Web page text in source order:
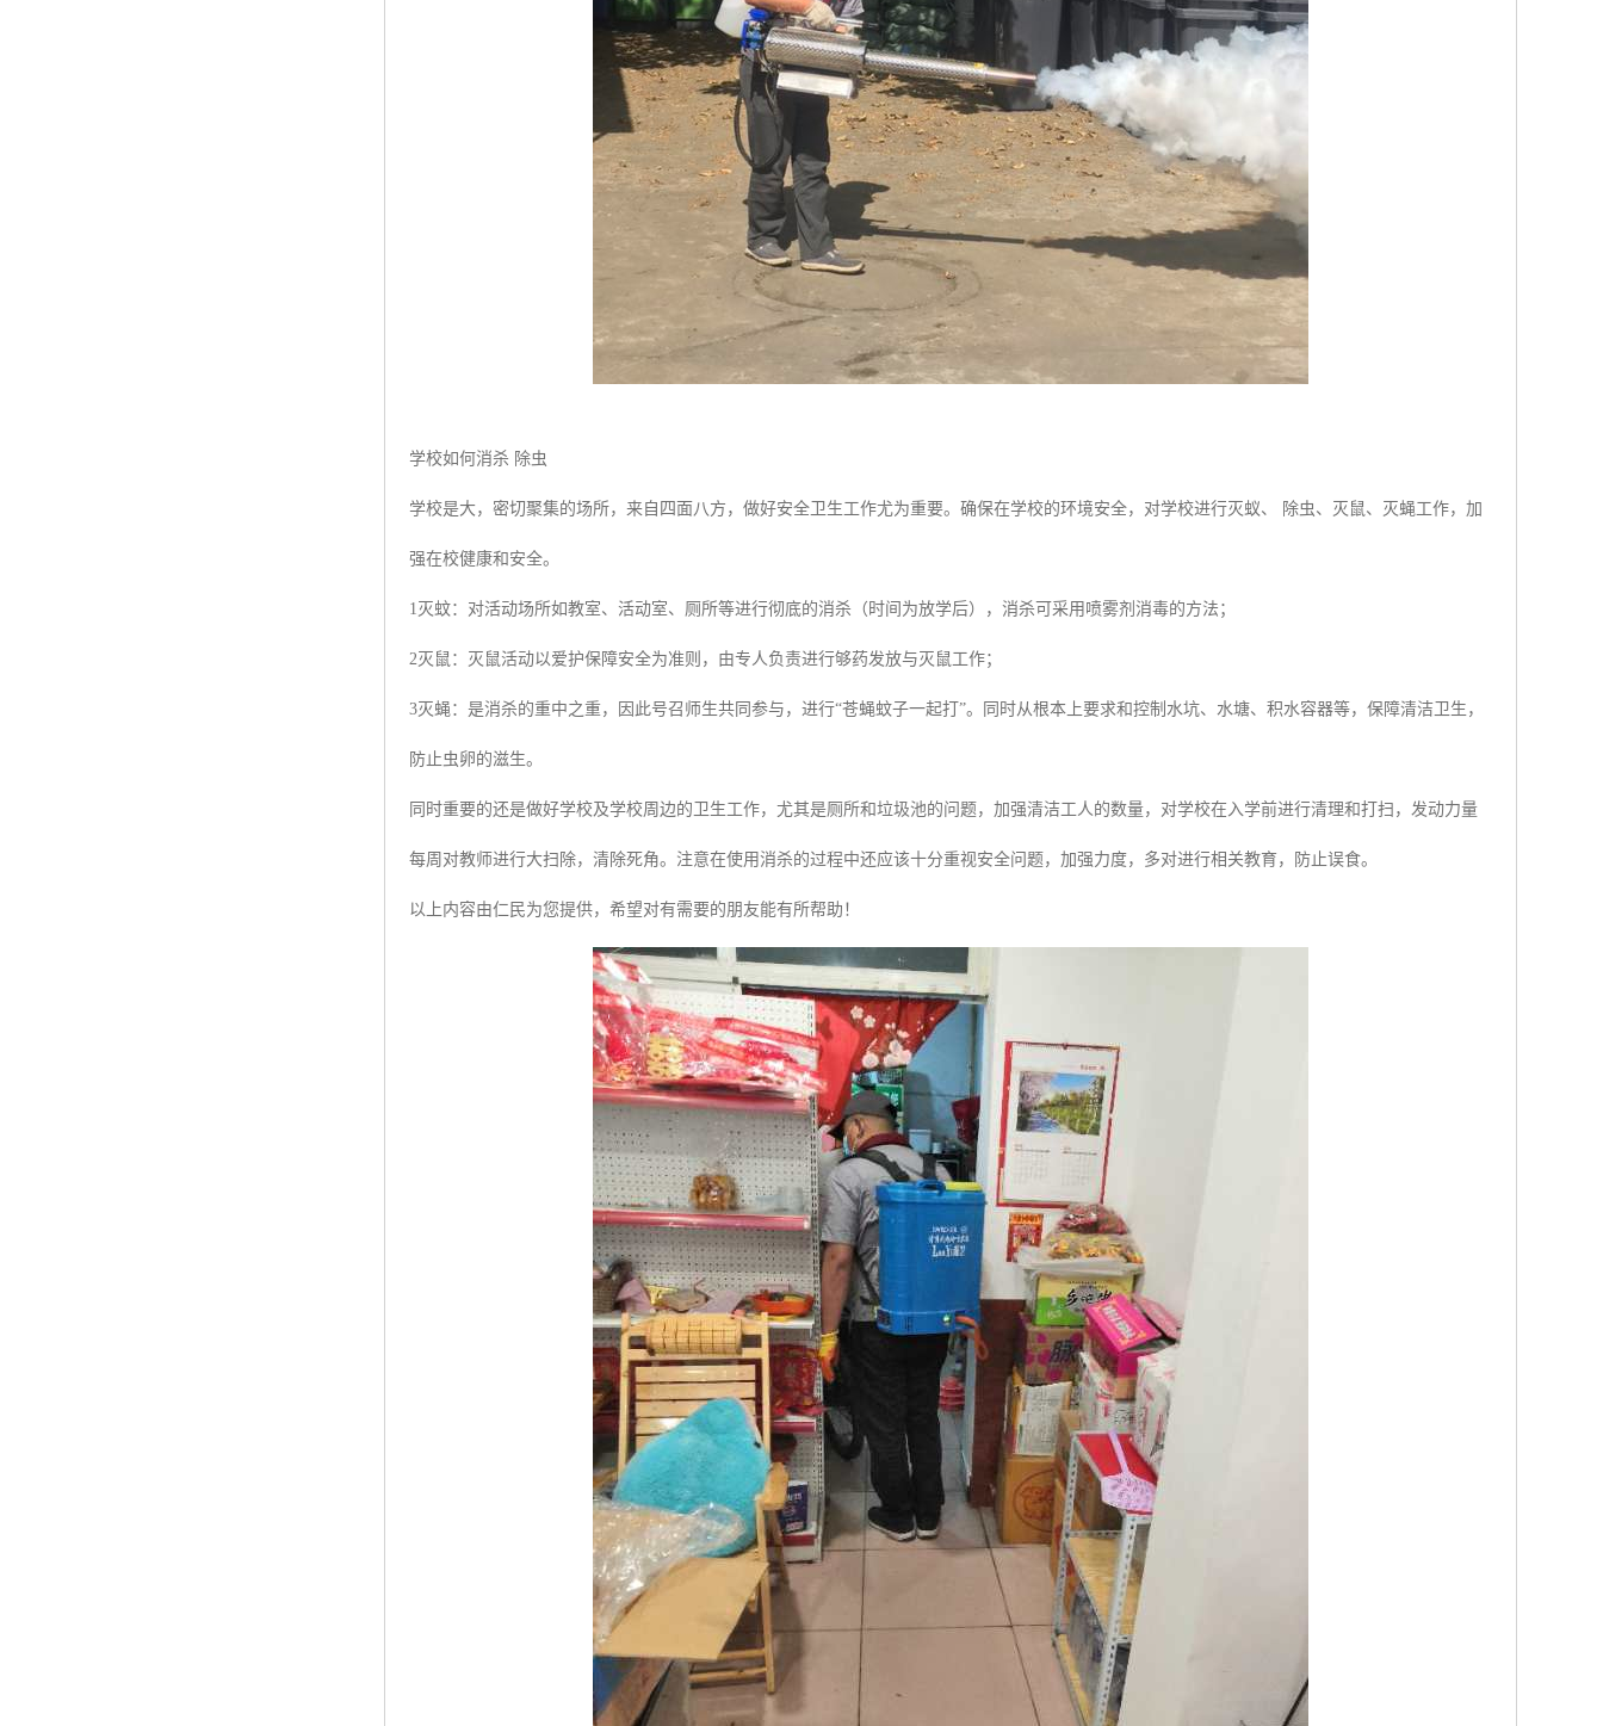
学校如何消杀 除虫
学校是大，密切聚集的场所，来自四面八方，做好安全卫生工作尤为重要。确保在学校的环境安全，对学校进行灭蚁、 除虫、灭鼠、灭蝇工作，加
强在校健康和安全。
1灭蚊：对活动场所如教室、活动室、厕所等进行彻底的消杀（时间为放学后），消杀可采用喷雾剂消毒的方法；
2灭鼠：灭鼠活动以爱护保障安全为准则，由专人负责进行够药发放与灭鼠工作；
3灭蝇：是消杀的重中之重，因此号召师生共同参与，进行“苍蝇蚊子一起打”。同时从根本上要求和控制水坑、水塘、积水容器等，保障清洁卫生，
防止虫卵的滋生。
同时重要的还是做好学校及学校周边的卫生工作，尤其是厕所和垃圾池的问题，加强清洁工人的数量，对学校在入学前进行清理和打扫，发动力量
每周对教师进行大扫除，清除死角。注意在使用消杀的过程中还应该十分重视安全问题，加强力度，多对进行相关教育，防止误食。
以上内容由仁民为您提供，希望对有需要的朋友能有所帮助！